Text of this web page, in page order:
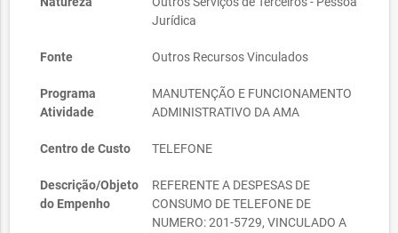
Jurídica
Fonte Outros Recursos Vinculados
Programa
Atividade
MANUTENÇÃO E FUNCIONAMENTO
ADMINISTRATIVO DA AMA
Centro de Custo TELEFONE
Descrição/Objeto
do Empenho
REFERENTE A DESPESAS DE
CONSUMO DE TELEFONE DE
NUMERO: 201-5729, VINCULADO A